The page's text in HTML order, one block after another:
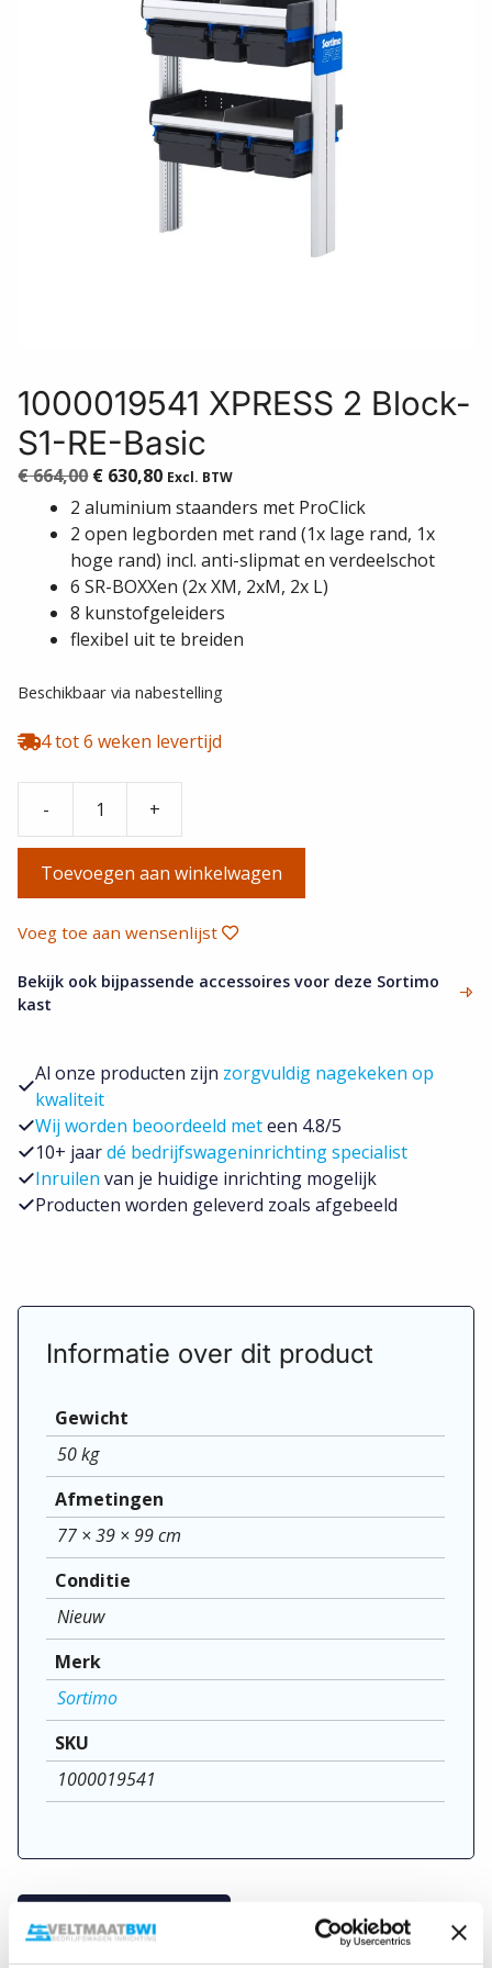
1000019541 XPRESS 2 Block-
S1-RE-Basic
€664,00 Oorspronkelijke
prijs
was:
€ 664,00.
€ 630,80Huidige
prijs
is:
€ 630,80.
Excl. BTW
2 aluminium staanders met ProClick
2 open legborden met rand (1x lage rand, 1x
hoge rand) incl. anti-slipmat en verdeelschot
6 SR-BOXXen (2x XM, 2xM, 2x L)
8 kunstofgeleiders
flexibel uit te breiden
Beschikbaar via nabestelling
4 tot 6 weken levertijd
-
XPRESS
2
Block-
S1-
Basic
+
Toevoegen aan winkelwagen
Voeg toe aan wensenlijst
Bekijk ook bijpassende accessoires voor deze Sortimo
kast
Al onze producten zijn zorgvuldig nagekeken op
kwaliteit
Wij worden beoordeeld meteen 4.8/5
10+ jaardé bedrijfswageninrichting specialist
Inruilen van je huidige inrichting mogelijk
Producten worden geleverd zoals afgebeeld
Informatie over dit product
Gewicht
50 kg
Afmetingen
77 × 39 × 99 cm
Conditie
Nieuw
Merk
Sortimo
SKU
1000019541